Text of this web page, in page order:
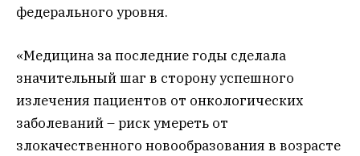
федерального уровня.
«Медицина за последние годы сделала
значительный шаг в сторону успешного
излечения пациентов от онкологических
заболеваний – риск умереть от
злокачественного новообразования в возрасте